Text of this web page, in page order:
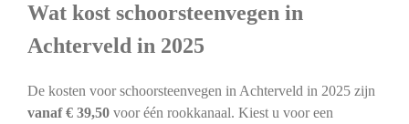
Wat kost schoorsteenvegen in
Achterveld in 2025
De kosten voor schoorsteenvegen in Achterveld in 2025 zijn
vanaf € 39,50voor één rookkanaal. Kiest u voor een